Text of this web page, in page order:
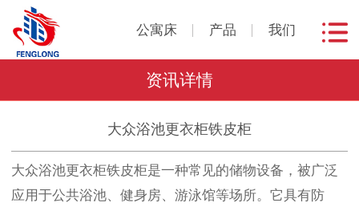
公寓床 产品 我们
资讯详情
大众浴池更衣柜铁皮柜
大众浴池更衣柜铁皮柜是一种常见的储物设备，被广泛
应用于公共浴池、健身房、游泳馆等场所。它具有防